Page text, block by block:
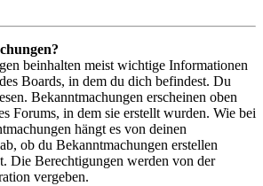
beinhalten meist wichtige Informationen
Boards, in dem du dich befindest. Du
Bekanntmachungen erscheinen oben
Forums, in dem sie erstellt wurden. Wie bei
hängt es von deinen
ob du Bekanntmachungen erstellen
Die Berechtigungen werden von der
vergeben.